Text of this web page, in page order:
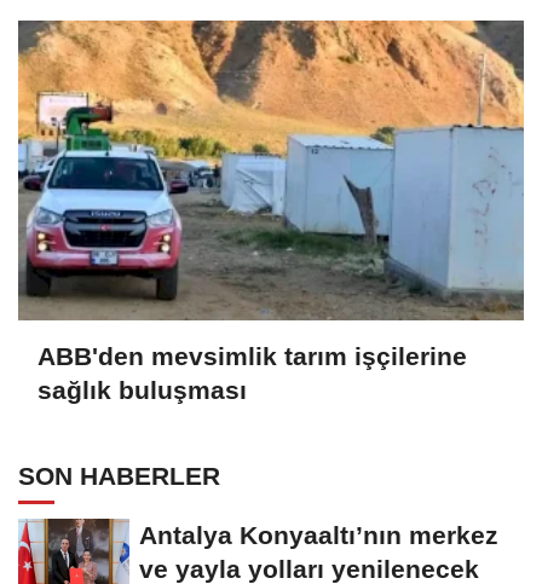
ABB'den mevsimlik tarım işçilerine
sağlık buluşması
SON HABERLER
Antalya Konyaaltı’nın merkez
ve yayla yolları yenilenecek